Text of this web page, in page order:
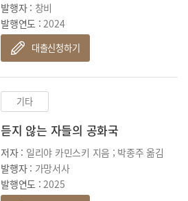
발행자 : 창비
발행연도 :2024
대출신청하기
기타
듣지 않는 자들의 공화국
저자 : 일리야 카민스키 지음 ; 박종주 옮김
발행자 : 가망서사
발행연도 :2025